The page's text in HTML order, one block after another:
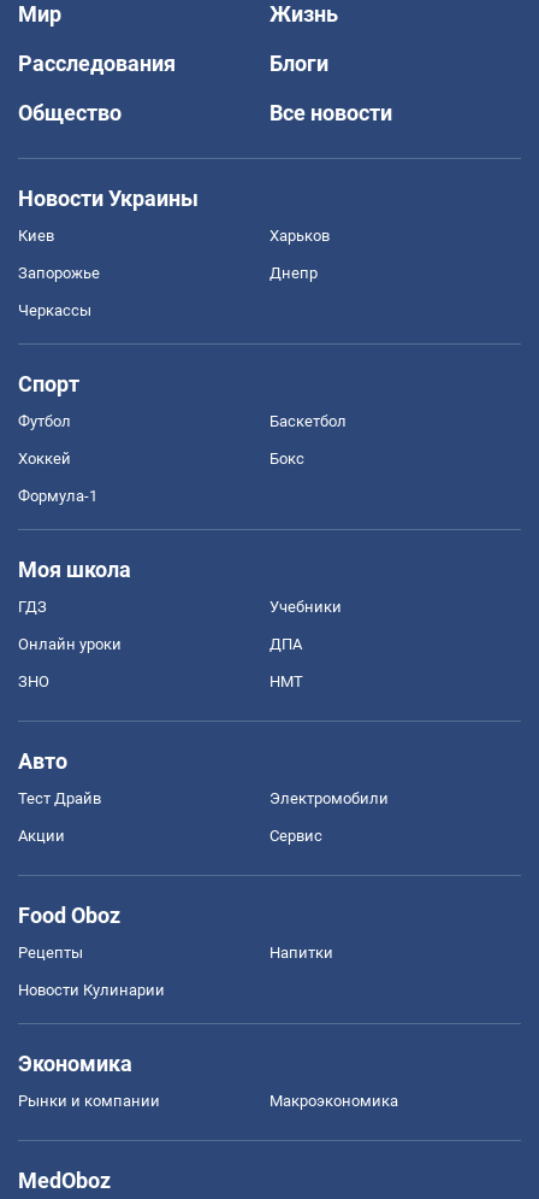
Мир
Жизнь
Расследования
Блоги
Общество
Все новости
Новости Украины
Киев Харьков
Запорожье Днепр
Черкассы
Спорт
Футбол Баскетбол
Хоккей Бокс
Формула-1
Моя школа
ГДЗ Учебники
Онлайн уроки ДПА
ЗНО НМТ
Авто
Тест Драйв Электромобили
Акции Сервис
Food Oboz
Рецепты Напитки
Новости Кулинарии
Экономика
Рынки и компании Mакроэкономика
MedOboz